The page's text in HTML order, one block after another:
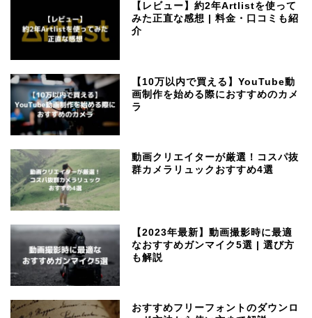
【レビュー】約2年Artlistを使って
みた正直な感想 | 料金・口コミも紹
介
【10万以内で買える】YouTube動
画制作を始める際におすすめのカメ
ラ
動画クリエイターが厳選！コスパ抜
群カメラリュックおすすめ4選
【2023年最新】動画撮影時に最適
なおすすめガンマイク5選 | 選び方
も解説
おすすめフリーフォントのダウンロ